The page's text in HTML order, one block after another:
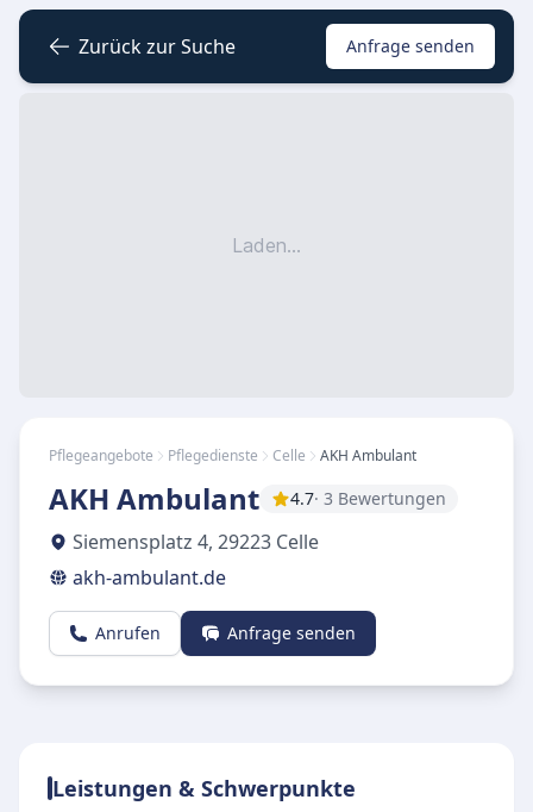
Zurück zur Suche Anfrage senden
Laden...
Pflegeangebote Pflegedienste Celle AKH Ambulant
AKH Ambulant 4.7· 3 Bewertungen
Siemensplatz 4, 29223 Celle
akh-ambulant.de
Anrufen Anfrage senden
Leistungen & Schwerpunkte